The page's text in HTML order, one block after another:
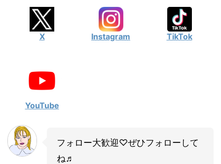
X Instagram TikTok
YouTube
フォロー大歓迎♡ぜひフォローして
ね♬